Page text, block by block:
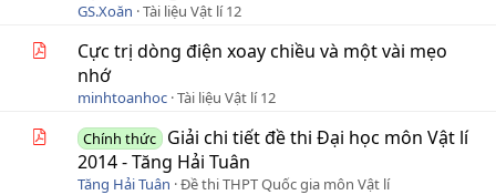
GS.Xoăn Tài liệu Vật lí 12
Cực trị dòng điện xoay chiều và một vài mẹo
nhớ
minhtoanhoc Tài liệu Vật lí 12
Chính thức
Giải chi tiết đề thi Đại học môn Vật lí
2014 - Tăng Hải Tuân
Tăng Hải Tuân Đề thi THPT Quốc gia môn Vật lí